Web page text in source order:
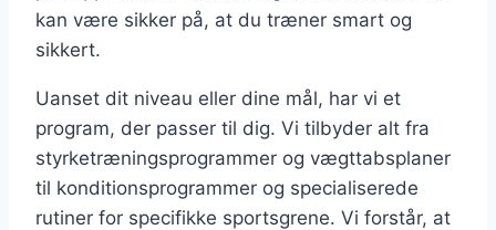
kan være sikker på, at du træner smart og
sikkert.
Uanset dit niveau eller dine mål, har vi et
program, der passer til dig. Vi tilbyder alt fra
styrketræningsprogrammer og vægttabsplaner
til konditionsprogrammer og specialiserede
rutiner for specifikke sportsgrene. Vi forstår, at